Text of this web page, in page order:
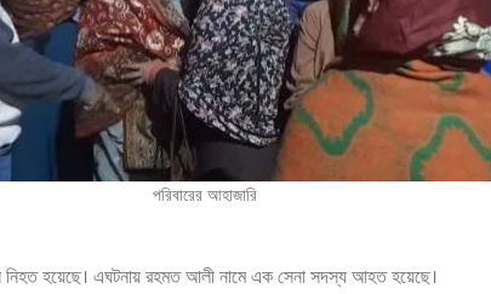
পরিবারের আহাজারি
নিহত হয়েছে। এঘটনায় রহমত আলী নামে এক সেনা সদস্য আহত হয়েছে।